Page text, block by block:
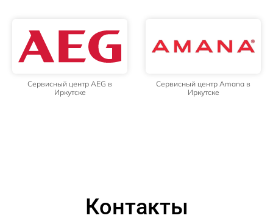
Сервисный центр AEG в
Иркутске
Сервисный центр Amana в
Иркутске
Контакты